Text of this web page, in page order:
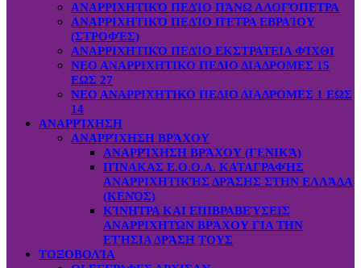
ΑΝΑΡΡΙΧΗΤΙΚΌ ΠΕΔΊΟ ΠΆΝΩ ΑΛΟΓΌΠΕΤΡΑ
ΑΝΑΡΡΙΧΗΤΙΚΌ ΠΕΔΊΟ ΠΈΤΡΑ ΕΒΡΑΊΟΥ
(ΣΤΡΟΦΈΣ)
ΑΝΑΡΡΙΧΗΤΙΚΌ ΠΕΔΊΟ ΕΚΣΤΡΑΤΕΙΑ ΦΊΧΘΙ
ΝΕΟ ΑΝΑΡΡΙΧΗΤΙΚΟ ΠΕΔΙΟ ΔΙΑΔΡΟΜΕΣ 15
ΕΩΣ 27
ΝΕΟ ΑΝΑΡΡΙΧΗΤΙΚΟ ΠΕΔΙΟ ΔΙΑΔΡΟΜΕΣ 1 ΕΩΣ
14
ΑΝΑΡΡΊΧΗΣΗ
ΑΝΑΡΡΊΧΗΣΗ ΒΡΆΧΟΥ
ΑΝΑΡΡΊΧΗΣΗ ΒΡΆΧΟΥ (ΓΕΝΙΚΆ)
ΠΊΝΑΚΑΣ Ε.Ο.Ο.Α. ΚΑΤΑΓΡΑΦΉΣ
ΑΝΑΡΡΙΧΗΤΙΚΉΣ ΔΡΆΣΗΣ ΣΤΗΝ ΕΛΛΆΔΑ
(ΚΕΝΌΣ)
ΚΊΝΗΤΡΑ ΚΑΙ ΕΠΙΒΡΑΒΕΎΣΕΙΣ
ΑΝΑΡΡΙΧΗΤΏΝ ΒΡΆΧΟΥ ΓΙΑ ΤΗΝ
ΕΤΉΣΙΑ ΔΡΆΣΗ ΤΟΥΣ
ΤΟΞΟΒΟΛΊΑ